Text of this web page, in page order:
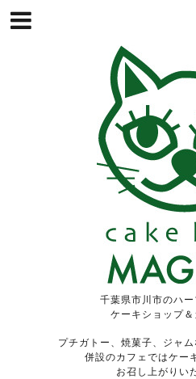
千葉県市川市のハ
ケーキショップ＆
プチガトー、焼菓子、ジャム
併設のカフェではケー
お召し上がりい